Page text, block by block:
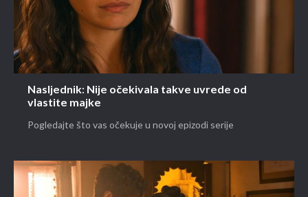
Nasljednik: Nije očekivala takve uvrede od
vlastite majke
Pogledajte što vas očekuje u novoj epizodi serije